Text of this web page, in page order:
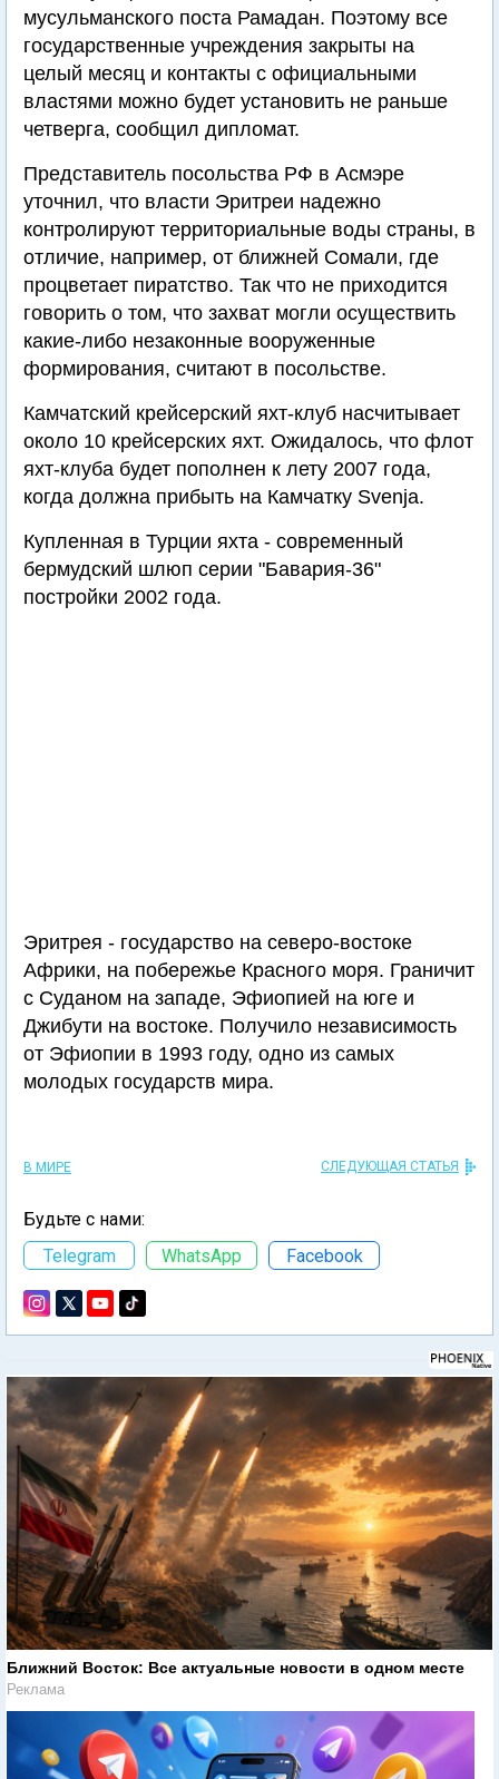
мусульманского поста Рамадан. Поэтому все
государственные учреждения закрыты на
целый месяц и контакты с официальными
властями можно будет установить не раньше
четверга, сообщил дипломат.
Представитель посольства РФ в Асмэре
уточнил, что власти Эритреи надежно
контролируют территориальные воды страны, в
отличие, например, от ближней Сомали, где
процветает пиратство. Так что не приходится
говорить о том, что захват могли осуществить
какие-либо незаконные вооруженные
формирования, считают в посольстве.
Камчатский крейсерский яхт-клуб насчитывает
около 10 крейсерских яхт. Ожидалось, что флот
яхт-клуба будет пополнен к лету 2007 года,
когда должна прибыть на Камчатку Svenja.
Купленная в Турции яхта - современный
бермудский шлюп серии "Бавария-36"
постройки 2002 года.
Эритрея - государство на северо-востоке
Африки, на побережье Красного моря. Граничит
с Суданом на западе, Эфиопией на юге и
Джибути на востоке. Получило независимость
от Эфиопии в 1993 году, одно из самых
молодых государств мира.
В МИРЕ СЛЕДУЮЩАЯ СТАТЬЯ
Будьте с нами:
Telegram
WhatsApp Facebook
Ближний Восток: Все актуальные новости в одном месте
Реклама